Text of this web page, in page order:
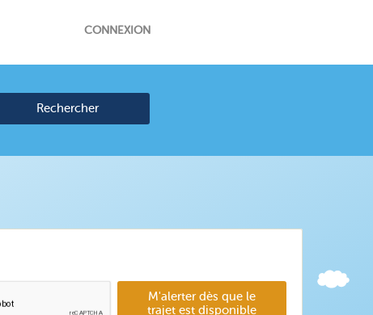
CONNEXION
Rechercher
M'alerter dès que le
trajet est disponible